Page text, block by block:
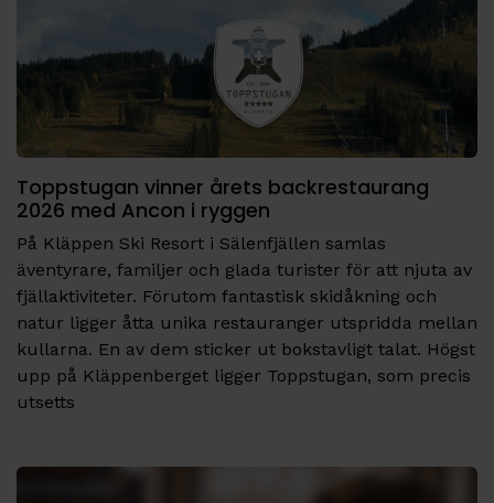
Toppstugan vinner årets backrestaurang
2026 med Ancon i ryggen
På Kläppen Ski Resort i Sälenfjällen samlas
äventyrare, familjer och glada turister för att njuta av
fjällaktiviteter. Förutom fantastisk skidåkning och
natur ligger åtta unika restauranger utspridda mellan
kullarna. En av dem sticker ut bokstavligt talat. Högst
upp på Kläppenberget ligger Toppstugan, som precis
utsetts